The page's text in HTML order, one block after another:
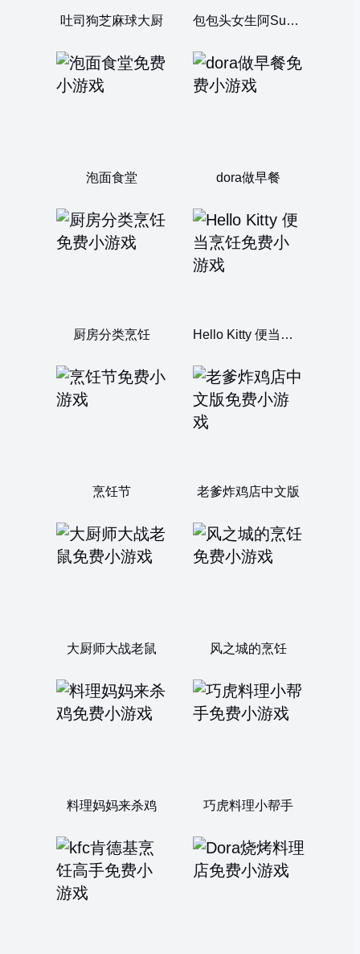
吐司狗芝麻球大厨 包包头女生阿Sue煮泡面
泡面食堂 dora做早餐
厨房分类烹饪 Hello Kitty 便当烹饪
烹饪节 老爹炸鸡店中文版
大厨师大战老鼠 风之城的烹饪
料理妈妈来杀鸡 巧虎料理小帮手